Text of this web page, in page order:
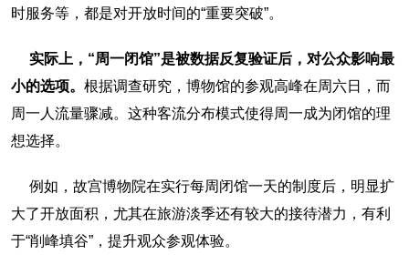
时服务等，都是对开放时间的“重要突破”。
实际上，“周一闭馆”是被数据反复验证后，对公众影响最
小的选项。 根据调查研究，博物馆的参观高峰在周六日，而
周一人流量骤减。这种客流分布模式使得周一成为闭馆的理
想选择。
例如，故宫博物院在实行每周闭馆一天的制度后，明显扩
大了开放面积，尤其在旅游淡季还有较大的接待潜力，有利
于“削峰填谷”，提升观众参观体验。